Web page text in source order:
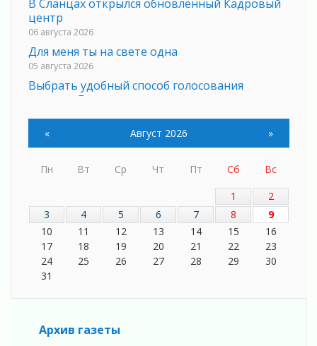
В Сланцах открылся обновлённый Кадровый
центр
06 августа 2026
Для меня ты на свете одна
05 августа 2026
Выбрать удобный способ голосования
помогут Госуслуги
Планируйте свой маршрут заранее
05 августа 2026
Мода вне возраста и границ
05 августа 2026
Добровольцы огненного фронта
05 августа 2026
С заботой о здоровье
05 августа 2026
Лучшая из лучших
Пульс региона
« Август 2026 »
Пн Вт Ср Чт Пт Сб
Вс
1
2
3
4 5 6 7 8
9
10
11 12 13 14 15
16
17
18 19 20 21 22
23
24
25 26 27 28 29
30
31
Архив газеты